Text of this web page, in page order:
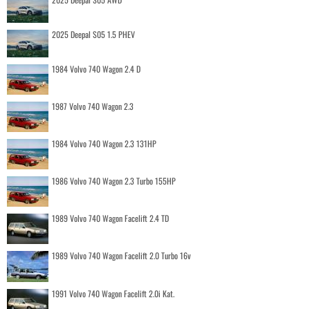
2025 Deepal S05 1.5 PHEV
1984 Volvo 740 Wagon 2.4 D
1987 Volvo 740 Wagon 2.3
1984 Volvo 740 Wagon 2.3 131HP
1986 Volvo 740 Wagon 2.3 Turbo 155HP
1989 Volvo 740 Wagon Facelift 2.4 TD
1989 Volvo 740 Wagon Facelift 2.0 Turbo 16v
1991 Volvo 740 Wagon Facelift 2.0i Kat.